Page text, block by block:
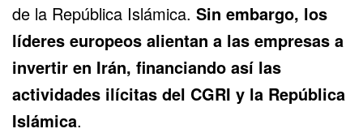
de la República Islámica. Sin embargo, los
líderes europeos alientan a las empresas a
invertir en Irán, financiando así las
actividades ilícitas del CGRI y la República
Islámica.